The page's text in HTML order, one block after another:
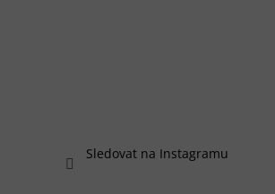
Sledovat na Instagramu